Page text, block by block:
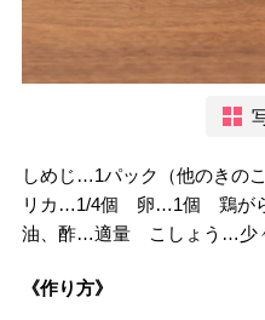
しめじ…1パック（他のき
リカ…1/4個 卵…1個 鶏が
油、酢…適量 こしょう…少
《作り方》